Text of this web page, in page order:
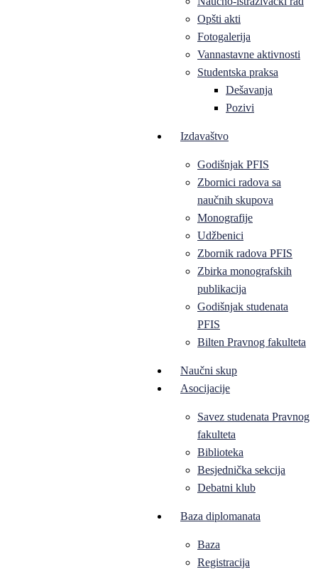
Opšti akti
Fotogalerija
Vannastavne aktivnosti
Studentska praksa
Dešavanja
Pozivi
Izdavaštvo
Godišnjak PFIS
Zbornici radova sa
naučnih skupova
Monografije
Udžbenici
Zbornik radova PFIS
Zbirka monografskih
publikacija
Godišnjak studenata
PFIS
Bilten Pravnog fakulteta
Naučni skup
Asocijacije
Savez studenata Pravnog
fakulteta
Biblioteka
Besjednička sekcija
Debatni klub
Baza diplomanata
Baza
Registracija